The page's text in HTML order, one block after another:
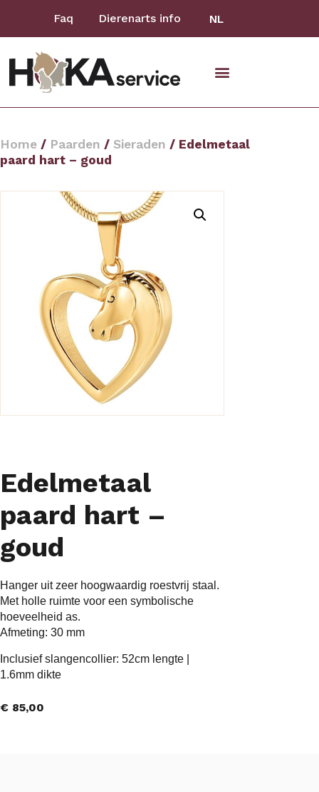
Faq Dierenarts info NL
Home / Paarden / Sieraden / Edelmetaal
paard hart – goud
Edelmetaal
paard hart –
goud
Hanger uit zeer hoogwaardig roestvrij staal.
Met holle ruimte voor een symbolische
hoeveelheid as.
Afmeting: 30 mm
Inclusief slangencollier: 52cm lengte |
1.6mm dikte
€ 85,00